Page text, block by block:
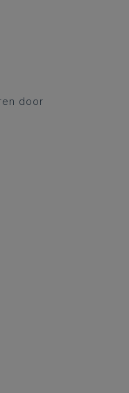
door